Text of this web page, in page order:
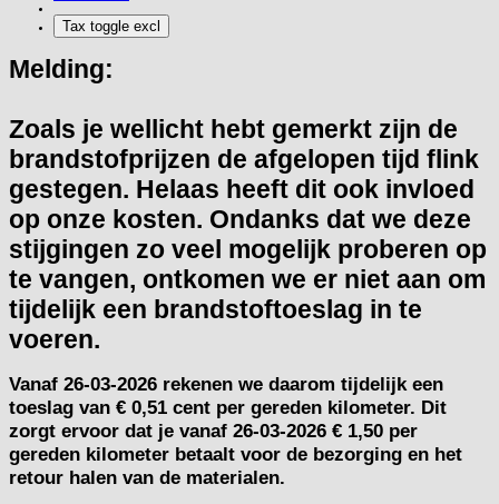
Melding:
Zoals je wellicht hebt gemerkt zijn de
brandstofprijzen de afgelopen tijd flink
gestegen. Helaas heeft dit ook invloed
op onze kosten. Ondanks dat we deze
stijgingen zo veel mogelijk proberen op
te vangen, ontkomen we er niet aan om
tijdelijk een brandstoftoeslag in te
voeren.
Vanaf 26-03-2026 rekenen we daarom tijdelijk een
toeslag van € 0,51 cent per gereden kilometer. Dit
zorgt ervoor dat je vanaf 26-03-2026 € 1,50 per
gereden kilometer betaalt voor de bezorging en het
retour halen van de materialen.